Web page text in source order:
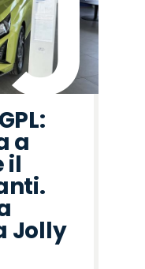
a
il
Jolly